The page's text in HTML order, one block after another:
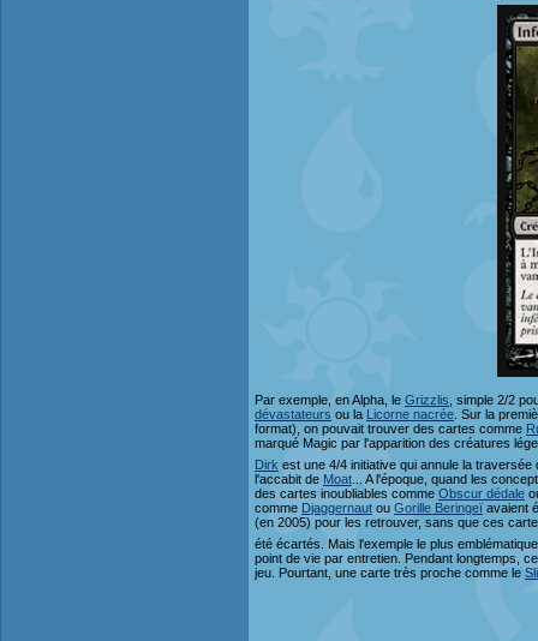
Par exemple, en Alpha, le Grizzlis , simple 2/2
dévastateurs ou la Licorne nacrée . Sur la
format), on pouvait trouver des cartes comme
marqué Magic par l'apparition des créatures
Dirk est une 4/4 initiative qui annule la
l'accabit de Moat ... A l'époque, quand les
des cartes inoubliables comme Obscur dédale
comme Djaggernaut ou Gorille Beringeï avaient
(en 2005) pour les retrouver, sans que ces
été écartés. Mais l'exemple le plus
point de vie par entretien. Pendant longtemps,
jeu. Pourtant, une carte très proche comme le